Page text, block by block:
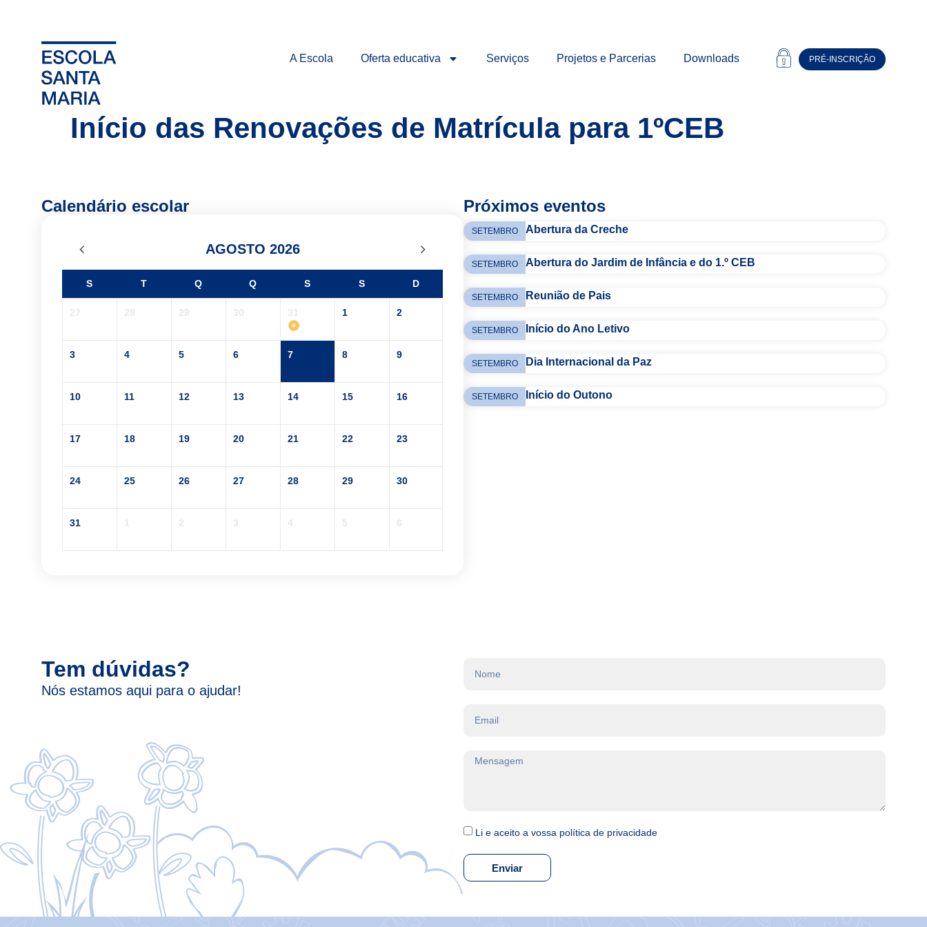
A Escola Oferta educativa Serviços Projetos e Parcerias Downloads PRÉ-INSCRIÇÃO
Início das Renovações de Matrícula para 1ºCEB
Calendário escolar
AGOSTO 2026
S T Q Q S S D
1 2
3 4 5 6 7 8 9
10 11 12 13 14 15 16
17 18 19 20 21 22 23
24 25 26 27 28 29 30
31
Próximos eventos
SETEMBRO Abertura da Creche
SETEMBRO Abertura do Jardim de Infância e do 1.º CEB
SETEMBRO Reunião de Pais
SETEMBRO Início do Ano Letivo
SETEMBRO Dia Internacional da Paz
SETEMBRO Início do Outono
Tem dúvidas?
Nós estamos aqui para o ajudar!
Li e aceito a vossa política de privacidade
Enviar